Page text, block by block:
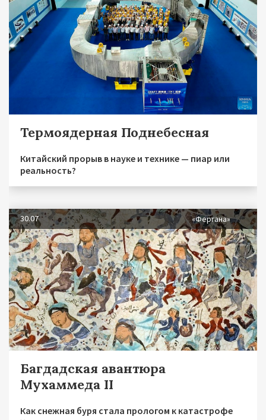
Термоядерная Поднебесная
Китайский прорыв в науке и технике — пиар или
реальность?
30.07 «Фергана»
Багдадская авантюра
Мухаммеда II
Как снежная буря стала прологом к катастрофе